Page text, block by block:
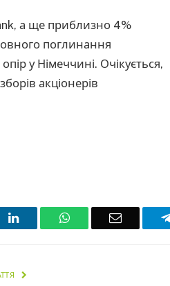
а ще приблизно 4%
поглинання
у Німеччині. Очікується,
акціонерів
LinkedIn WhatsAppEmail